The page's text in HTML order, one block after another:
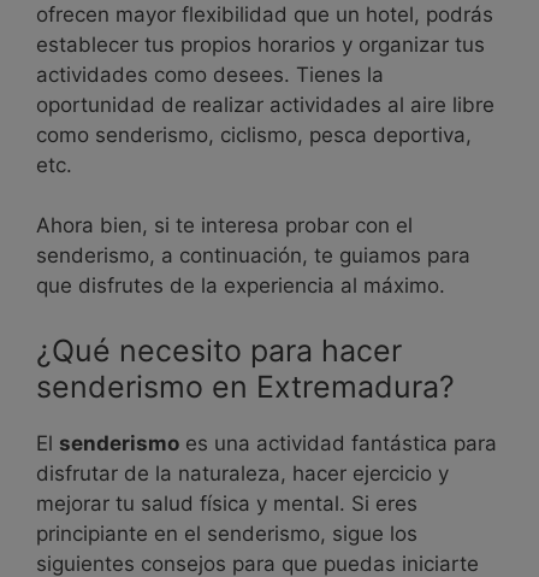
ofrecen mayor flexibilidad que un hotel, podrás
establecer tus propios horarios y organizar tus
actividades como desees. Tienes la
oportunidad de realizar actividades al aire libre
como senderismo, ciclismo, pesca deportiva,
etc.
Ahora bien, si te interesa probar con el
senderismo, a continuación, te guiamos para
que disfrutes de la experiencia al máximo.
¿Qué necesito para hacer
senderismo en Extremadura?
El senderismo es una actividad fantástica para
disfrutar de la naturaleza, hacer ejercicio y
mejorar tu salud física y mental. Si eres
principiante en el senderismo, sigue los
siguientes consejos para que puedas iniciarte